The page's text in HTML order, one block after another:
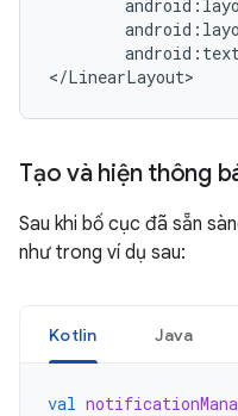
Tạo và hiện thông
Sau khi bố cục đã sẵn
như trong ví dụ sau:
Kotlin Java
val